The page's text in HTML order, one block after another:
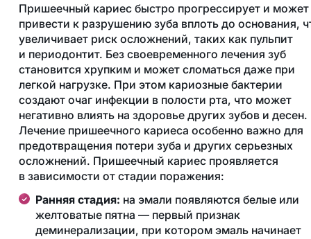
Пришеечный кариес быстро прогрессирует и может
привести к разрушению зуба вплоть до основания,
увеличивает риск осложнений, таких как пульпит
и периодонтит. Без своевременного лечения зуб
становится хрупким и может сломаться даже при
легкой нагрузке. При этом кариозные бактерии
создают очаг инфекции в полости рта, что может
негативно влиять на здоровье других зубов и десен.
Лечение пришеечного кариеса особенно важно для
предотвращения потери зуба и других серьезных
осложнений. Пришеечный кариес проявляется
в зависимости от стадии поражения:
Ранняя стадия: на эмали появляются белые или
желтоватые пятна — первый признак
деминерализации, при котором эмаль начинает